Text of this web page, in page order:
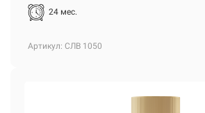
24 мес.
Артикул: СЛВ 1050